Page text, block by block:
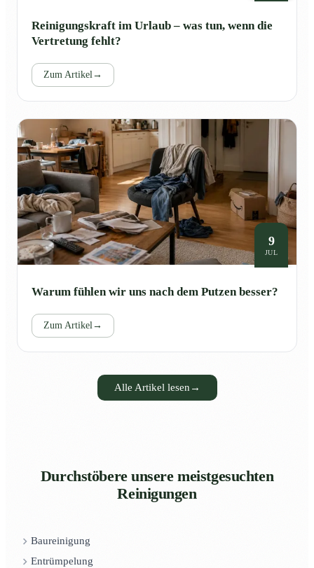
Reinigungskraft im Urlaub – was tun, wenn die
Vertretung fehlt?
Zum Artikel→
9
JUL
Warum fühlen wir uns nach dem Putzen besser?
Zum Artikel→
Alle Artikel lesen →
Durchstöbere unsere meistgesuchten
Reinigungen
Baureinigung
Entrümpelung